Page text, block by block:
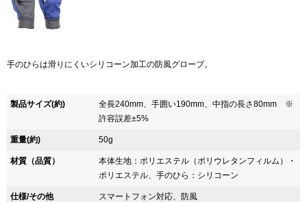
手のひらは滑りにくいシリコーン加工の防風グローブ。
製品サイズ(約)
全長240mm、手囲い190mm、中指の長さ80mm ※
許容誤差±5%
重量(約) 50g
材質（品質）
本体生地：ポリエステル（ポリウレタンフィルム）・
ポリエステル、手のひら：シリコーン
仕様/その他 スマートフォン対応、防風